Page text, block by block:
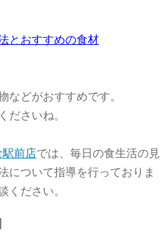
とおすすめの食材
などがおすすめです。
ださいね。
駅前店では、毎日の食生活の見
について指導を行っておりま
ください。